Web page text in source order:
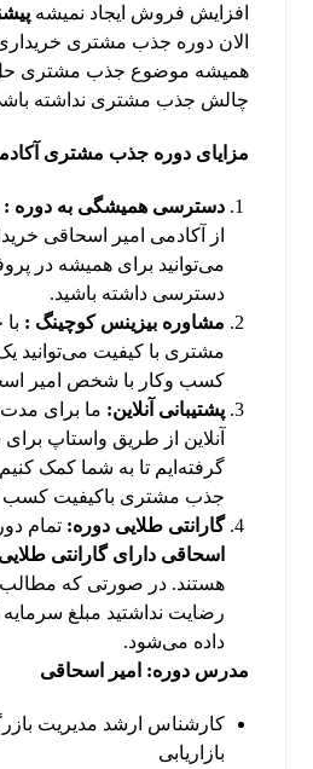
افزایش فروش ایجاد نمیشه
الان دوره جذب مشتری خریداری
همیشه موضوع جذب مشتری
چالش جذب مشتری نداشته
مزایای دوره جذب مشتری
دسترسی همیشگی به دوره :
از آکادمی امیر اسحاقی
می‌توانید برای همیشه در
دسترسی داشته باشید.
مشاوره بیزینس کوچینگ :
مشتری با کیفیت می‌توانید
کسب وکار با شخص امیر
پشتیبانی آنلاین: ما برای مدت
آنلاین از طریق واستاپ
گرفته‌ایم تا به شما کمک کنیم
جذب مشتری باکیفیت کسب
گارانتی طلایی دوره:تمام
اسحاقی دارای گارانتی طلایی
هستند. در صورتی که مطالب
رضایت نداشتید مبلغ
داده می‌شود.
مدرس دوره: امیر اسحاقی
کارشناس ارشد مدیریت
بازاریابی